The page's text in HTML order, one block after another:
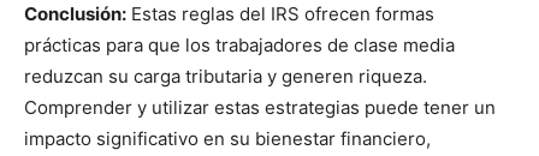
Conclusión: Estas reglas del IRS ofrecen formas
prácticas para que los trabajadores de clase media
reduzcan su carga tributaria y generen riqueza.
Comprender y utilizar estas estrategias puede tener un
impacto significativo en su bienestar financiero,